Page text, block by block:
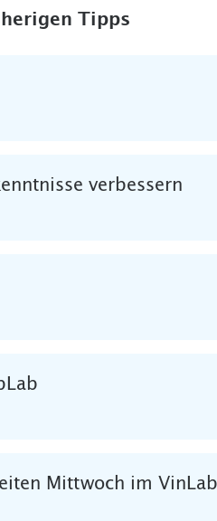
Tipps
verbessern
Mittwoch im VinLab